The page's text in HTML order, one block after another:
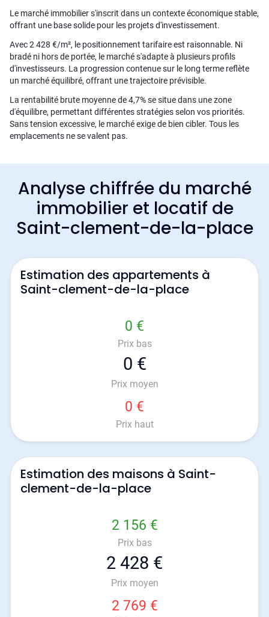
Le marché immobilier s'inscrit dans un contexte économique stable,
offrant une base solide pour les projets d'investissement.
Avec 2 428 €/m², le positionnement tarifaire est raisonnable. Ni
bradé ni hors de portée, le marché s'adapte à plusieurs profils
d'investisseurs. La progression contenue sur le long terme reflète
un marché équilibré, offrant une trajectoire prévisible.
La rentabilité brute moyenne de 4,7% se situe dans une zone
d'équilibre, permettant différentes stratégies selon vos priorités.
Sans tension excessive, le marché exige de bien cibler. Tous les
emplacements ne se valent pas.
Analyse chiffrée du marché
immobilier et locatif de
Saint-clement-de-la-place
Estimation des appartements à
Saint-clement-de-la-place
0 €
Prix bas
0 €
Prix moyen
0 €
Prix haut
Estimation des maisons à Saint-
clement-de-la-place
2 156 €
Prix bas
2 428 €
Prix moyen
2 769 €